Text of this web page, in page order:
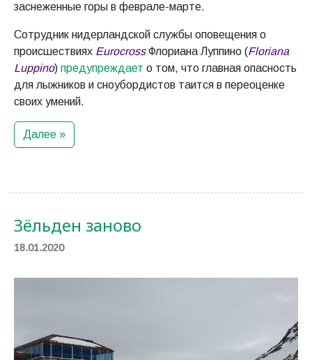
заснеженные горы в феврале-марте.
Сотрудник нидерландской службы оповещения о
происшествиях EurocrossФлориана Луппино (Floriana
Luppino) предупреждает о том, что главная опасность
для лыжников и сноубордистов таится в переоценке
своих умений.
Далее »
Зёльден заново
18.01.2020